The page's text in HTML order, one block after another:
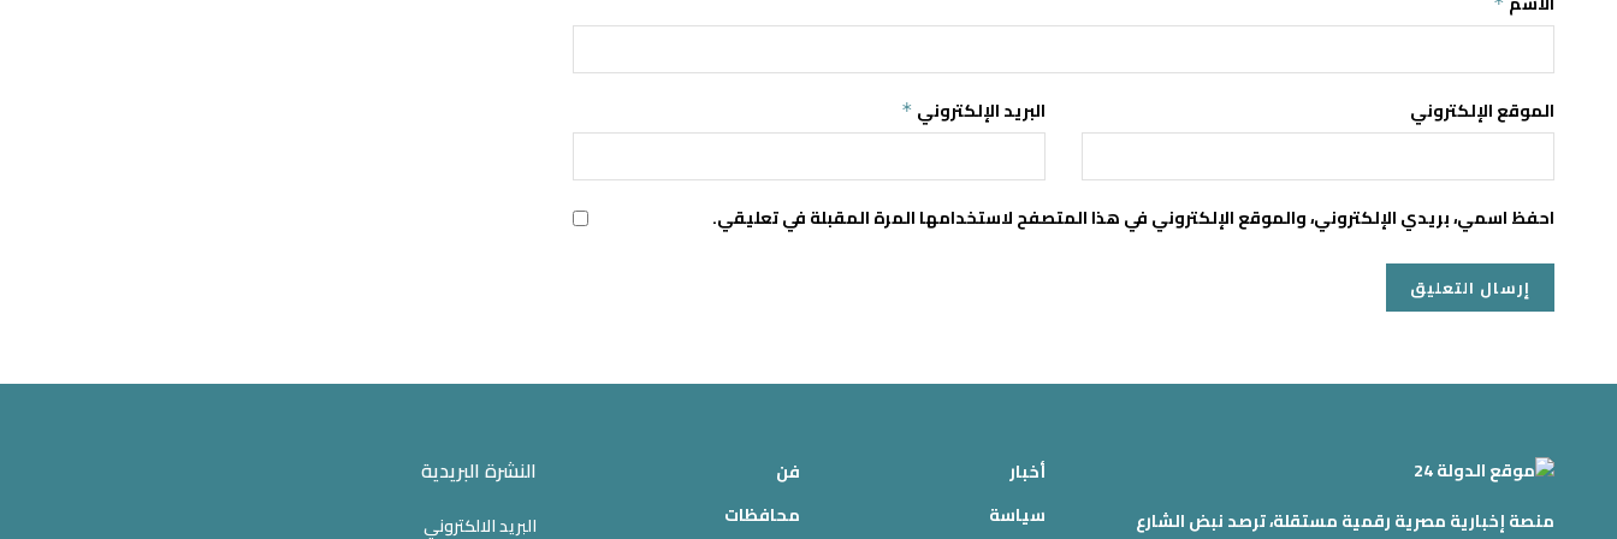
البريد الإلكتروني * الموقع الإلكتروني
احفظ اسمي، بريدي الإلكتروني، والموقع الإلكتروني في هذا المتصفح لاستخدامها المرة المقبلة في تعليقي.
منصة إخبارية مصرية رقمية مستقلة، ترصد نبض الشارع
أخبار
سياسة
فن
محافظات
النشرة البريدية
البريد الالكتروني